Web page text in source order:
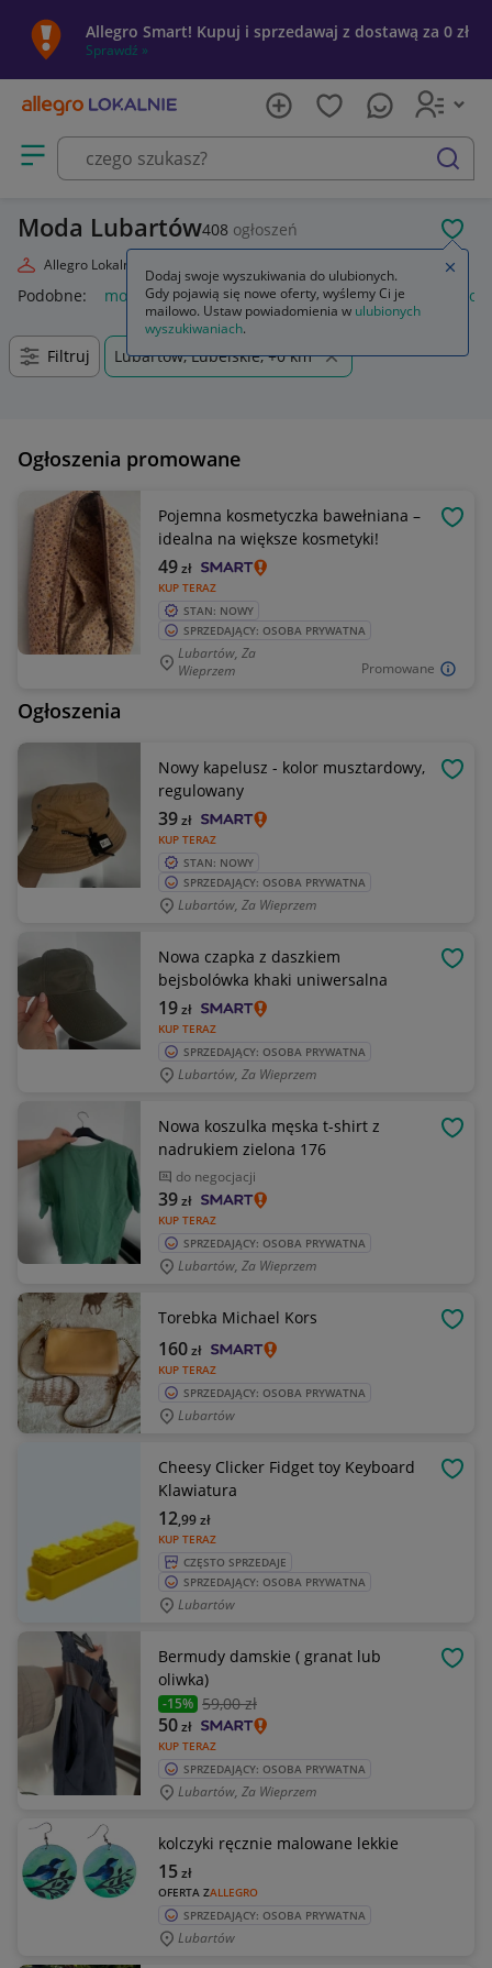
Allegro Smart! Kupuj i sprzedawaj z dostawą za 0 zł
Sprawdź »
Otwórz menu z kategoriami
szukaj
Moda Lubartów408 ogłoszeń
Allegro Lokalnie
Podobne: moda markowa moda 2026 moda damska
Filtruj Lubartów, Lubelskie, +0 km
Ogłoszenia promowane
Promowane
Pojemna kosmetyczka bawełniana –
idealna na większe kosmetyki!
KUP TERAZ
49zł
STAN: NOWY
SPRZEDAJĄCY: OSOBA PRYWATNA
Lubartów, Za
Wieprzem
Ogłoszenia
Nowy kapelusz - kolor musztardowy,
regulowany
KUP TERAZ
39zł
STAN: NOWY
SPRZEDAJĄCY: OSOBA PRYWATNA
Lubartów, Za Wieprzem
Nowa czapka z daszkiem
bejsbolówka khaki uniwersalna
KUP TERAZ
19zł
SPRZEDAJĄCY: OSOBA PRYWATNA
Lubartów, Za Wieprzem
Nowa koszulka męska t-shirt z
nadrukiem zielona 176
do negocjacji
KUP TERAZ
39zł
SPRZEDAJĄCY: OSOBA PRYWATNA
Lubartów, Za Wieprzem
Torebka Michael Kors
KUP TERAZ
160zł
SPRZEDAJĄCY: OSOBA PRYWATNA
Lubartów
Cheesy Clicker Fidget toy Keyboard
Klawiatura
KUP TERAZ
12,99zł
CZĘSTO SPRZEDAJE
SPRZEDAJĄCY: OSOBA PRYWATNA
Lubartów
Bermudy damskie ( granat lub
oliwka)
-15% 59,00 zł
KUP TERAZ
50zł
SPRZEDAJĄCY: OSOBA PRYWATNA
Lubartów, Za Wieprzem
kolczyki ręcznie malowane lekkie
OFERTA ZALLEGRO
15zł
SPRZEDAJĄCY: OSOBA PRYWATNA
Lubartów
Dodaj swoje wyszukiwania do ulubionych.
Gdy pojawią się nowe oferty, wyślemy Ci je
mailowo. Ustaw powiadomienia w ulubionych
wyszukiwaniach.